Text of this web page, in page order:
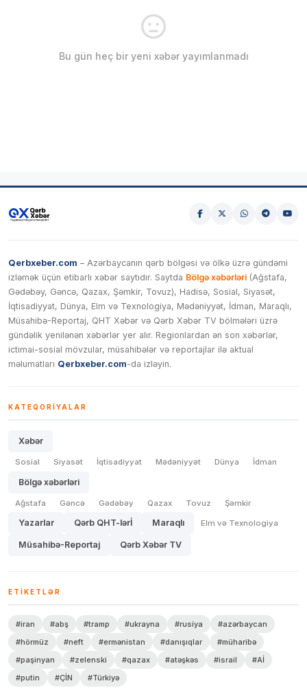
Bu gün heç bir yeni xəbər yayımlanmadı
Qerbxeber.com – Azərbaycanın qərb bölgəsi və ölkə üzrə gündəmi
izləmək üçün etibarlı xəbər saytıdır. Saytda Bölgə xəbərləri (Ağstafa,
Gədəbəy, Gəncə, Qazax, Şəmkir, Tovuz), Hadisə, Sosial, Siyasət,
İqtisadiyyat, Dünya, Elm və Texnologiya, Mədəniyyət, İdman, Maraqlı,
Müsahibə-Reportaj, QHT Xəbər və Qərb Xəbər TV bölmələri üzrə
gündəlik yenilənən xəbərlər yer alır. Regionlardan ən son xəbərlər,
ictimai-sosial mövzular, müsahibələr və reportajlar ilə aktual
məlumatları Qerbxeber.com-da izləyin.
KATEQORIYALAR
Xəbər
Sosial Siyasət İqtisadiyyat Mədəniyyət Dünya İdman
Bölgə xəbərləri
Ağstafa Gəncə Gədəbəy Qazax Tovuz Şəmkir
Yazarlar Qərb QHT-lərİ Maraqlı Elm və Texnologiya
Müsahibə-Reportaj Qərb Xəbər TV
ETIKETLƏR
#iran #abş #tramp #ukrayna #rusiya
#azərbaycan
#hörmüz
#neft #ermənistan #danışıqlar
#müharibə
#paşinyan
#zelenski #qazax #atəşkəs #israil
#Aİ
#putin
#ÇİN #Türkiyə